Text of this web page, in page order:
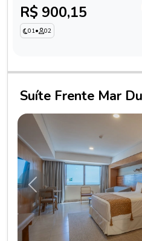
R$ 900,15
01• 02
Suíte Frente Mar
Anterior